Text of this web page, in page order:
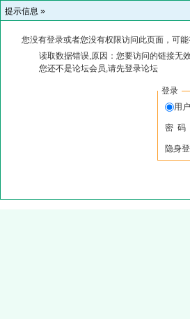
提示信息 »
您没有登录或者您没有权限访问此页面，可
读取数据错误,原因：您要访问的链接无
您还不是论坛会员,请先登录论坛
登录
用
密 码
隐身